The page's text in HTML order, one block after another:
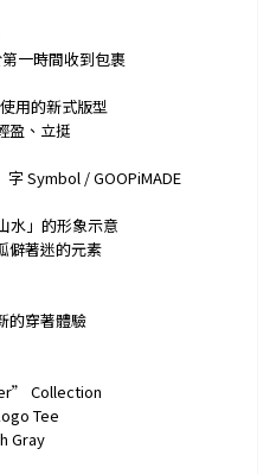
一時間收到包裹
用的新式版型
盈、立挺
Symbol / GOOPiMADE
水」的形象示意
僻著迷的元素
的穿著體驗
Collection
Tee
Gray